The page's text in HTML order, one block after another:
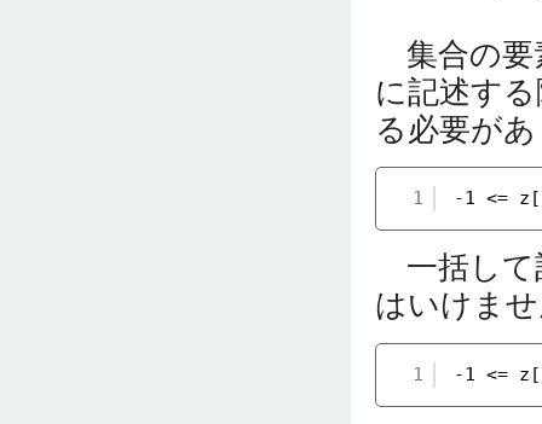
集合の要
に記述す
る必要が
1 -1 <= z[
一括して
はいけま
1 -1 <=